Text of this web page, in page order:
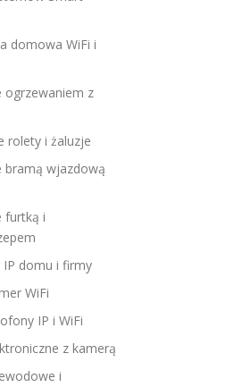
domowa WiFi i
ogrzewaniem z
rolety i żaluzje
bramą wjazdową
furtką i
domu i firmy
WiFi
IP i WiFi
z kamerą
i